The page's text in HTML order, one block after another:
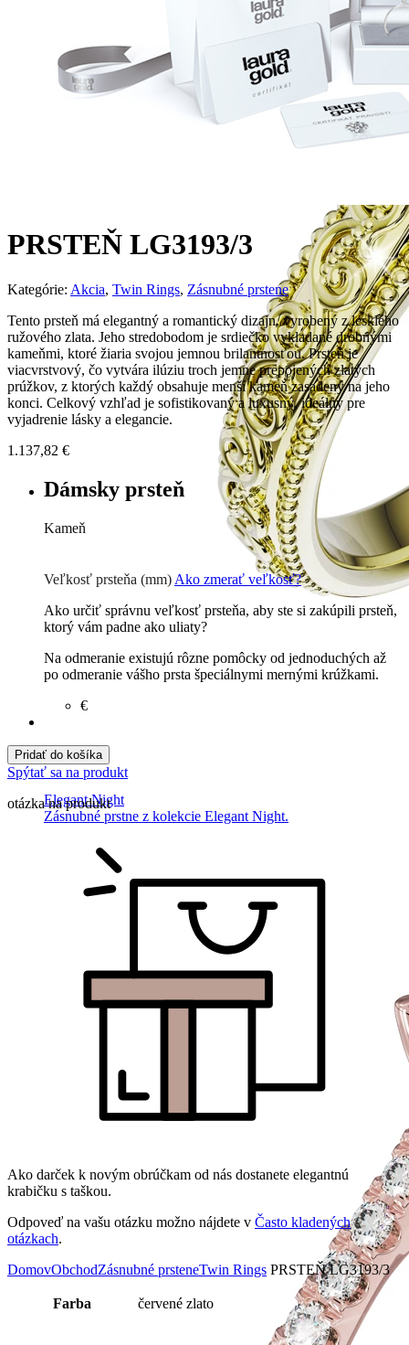
Elegant Night
Zásnubné prstne z kolekcie Elegant Night.
PRSTEŇ LG3193/3
Kategórie: Akcia, Twin Rings, Zásnubné prstene
Tento prsteň má elegantný a romantický dizajn, vyrobený z lesklého
ružového zlata. Jeho stredobodom je srdiečko vykladané drobnými
kameňmi, ktoré žiaria svojou jemnou brilantnosťou. Prsteň je
viacvrstvový, čo vytvára ilúziu troch jemne prepojených zlatých
prúžkov, z ktorých každý obsahuje menší kameň zasadený na jeho
konci. Celkový vzhľad je sofistikovaný a luxusný, ideálny pre
vyjadrenie lásky a elegancie.
1.137,82 €
Dámsky prsteň
Kameň
Briliant G-H/Si1-2
854
Veľkosť prsteňa (mm) Ako zmerať veľkosť?
Ako určiť správnu veľkosť prsteňa, aby ste si zakúpili prsteň,
ktorý vám padne ako uliaty?
Na odmeranie existujú rôzne pomôcky od jednoduchých až
po odmeranie vášho prsta špeciálnymi mernými krúžkami.
€
Pridať do košíka
Spýtať sa na produkt
otázka na produkt
Ako darček k novým obrúčkam od nás dostanete elegantnú
krabičku s taškou.
Odpoveď na vašu otázku možno nájdete v Často kladených
otázkach.
DomovObchodZásnubné prsteneTwin Rings PRSTEŇ LG3193/3
Farba červené zlato